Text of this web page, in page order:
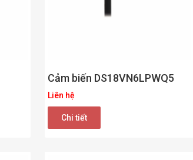
Cảm biến DS18VN6LPWQ5
Liên hệ
Chi tiết